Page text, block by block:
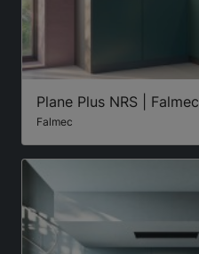
Plane Plus NRS | Falmec
Falmec